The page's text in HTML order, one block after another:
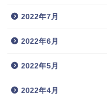
2022年7月
2022年6月
2022年5月
2022年4月